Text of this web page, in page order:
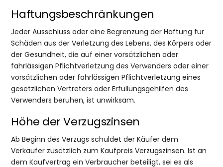
Haftungsbeschränkungen
Jeder Ausschluss oder eine Begrenzung der Haftung für
Schäden aus der Verletzung des Lebens, des Körpers oder
der Gesundheit, die auf einer vorsätzlichen oder
fahrlässigen Pflichtverletzung des Verwenders oder einer
vorsätzlichen oder fahrlässigen Pflichtverletzung eines
gesetzlichen Vertreters oder Erfüllungsgehilfen des
Verwenders beruhen, ist unwirksam.
Höhe der Verzugszinsen
Ab Beginn des Verzugs schuldet der Käufer dem
Verkäufer zusätzlich zum Kaufpreis Verzugszinsen. Ist an
dem Kaufvertrag ein Verbraucher beteiligt, sei es als